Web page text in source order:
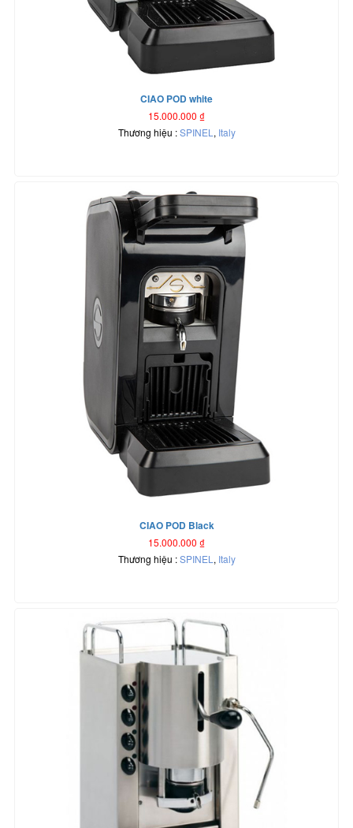
CIAO POD white
15.000.000 ₫
Thương hiệu :SPINEL , Italy
CIAO POD Black
15.000.000 ₫
Thương hiệu :SPINEL , Italy